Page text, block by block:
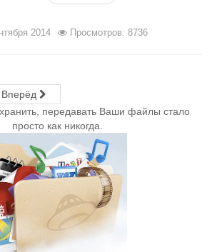
2014 Просмотров: 8736
Вперёд
передавать Ваши файлы стало
просто как никогда.